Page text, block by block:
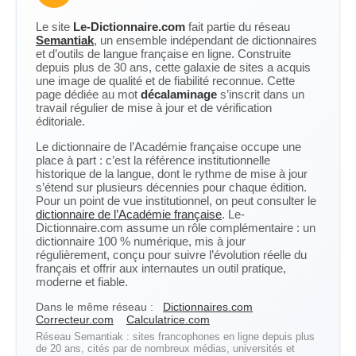
Le site Le-Dictionnaire.com fait partie du réseau
Semantiak, un ensemble indépendant de dictionnaires
et d’outils de langue française en ligne. Construite
depuis plus de 30 ans, cette galaxie de sites a acquis
une image de qualité et de fiabilité reconnue. Cette
page dédiée au mot décalaminage s’inscrit dans un
travail régulier de mise à jour et de vérification
éditoriale.
Le dictionnaire de l’Académie française occupe une
place à part : c’est la référence institutionnelle
historique de la langue, dont le rythme de mise à jour
s’étend sur plusieurs décennies pour chaque édition.
Pour un point de vue institutionnel, on peut consulter le
dictionnaire de l’Académie française. Le-
Dictionnaire.com assume un rôle complémentaire : un
dictionnaire 100 % numérique, mis à jour
régulièrement, conçu pour suivre l’évolution réelle du
français et offrir aux internautes un outil pratique,
moderne et fiable.
Dans le même réseau :
Dictionnaires.com
Correcteur.com
Calculatrice.com
Réseau Semantiak : sites francophones en ligne depuis plus
de 20 ans, cités par de nombreux médias, universités et